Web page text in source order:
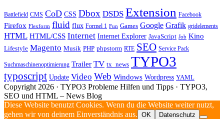
Battlefield CMS CoD CSS Dbox DSDS Extension Facebook
Firefox Flexform fluid flux Formel 1 Fun Games Google Grafik gridelements
HTML HTML/CSS Internet Internet Explorer JavaScript Job Kino
Lifestyle Magento Musik PHP phpstorm RTE SEO Service Pack
Suchmaschinenoptimierung Trailer TV tx_news TYPO3
typoscript Update Video Web Windows Wordpress YAML
Copyright 2026 · TYPO3 Probleme Hilfen und Tipps · TYPO3,
SEO und HTML – News Blog
Diese Website benutzt Cookies. Wenn du die Website weiter nutzt,
gehen wir von deinem Einverständnis aus. OK Datenschutz